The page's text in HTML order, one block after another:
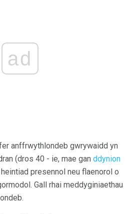
ad
anffrwythlondeb gwrywaidd yn
(dros 40 - ie, mae gan ddynion
heintiad presennol neu flaenorol o
Gall rhai meddyginiaethau